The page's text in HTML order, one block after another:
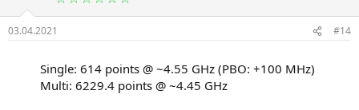
03.04.2021 #14
Single: 614 points @ ~4.55 GHz (PBO: +100 MHz)
Multi: 6229.4 points @ ~4.45 GHz